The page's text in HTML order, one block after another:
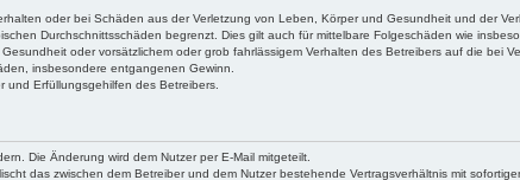
oder bei Schäden aus der Verletzung von Leben, Körper und Gesundheit und der
Durchschnittsschäden begrenzt. Dies gilt auch für mittelbare Folgeschäden wie
oder vorsätzlichem oder grob fahrlässigem Verhalten des Betreibers auf die bei
insbesondere entgangenen Gewinn.
und Erfüllungsgehilfen des Betreibers.
Die Änderung wird dem Nutzer per E-Mail mitgeteilt.
das zwischen dem Betreiber und dem Nutzer bestehende Vertragsverhältnis mit sofortiger